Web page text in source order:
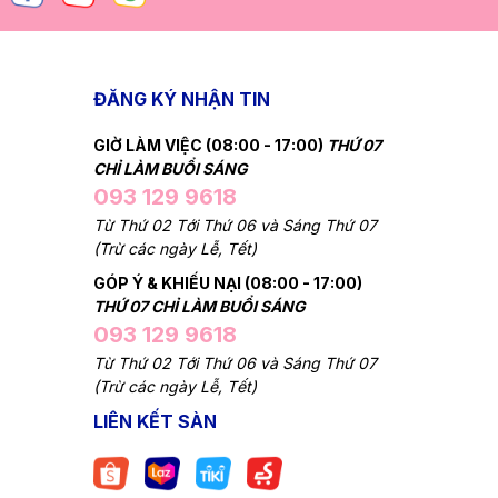
ĐĂNG KÝ NHẬN TIN
GIỜ LÀM VIỆC (08:00 - 17:00) THỨ 07
CHỈ LÀM BUỔI SÁNG
093 129 9618
Từ Thứ 02 Tới Thứ 06 và Sáng Thứ 07
(Trừ các ngày Lễ, Tết)
GÓP Ý & KHIẾU NẠI (08:00 - 17:00)
THỨ 07 CHỈ LÀM BUỔI SÁNG
093 129 9618
Từ Thứ 02 Tới Thứ 06 và Sáng Thứ 07
(Trừ các ngày Lễ, Tết)
LIÊN KẾT SÀN